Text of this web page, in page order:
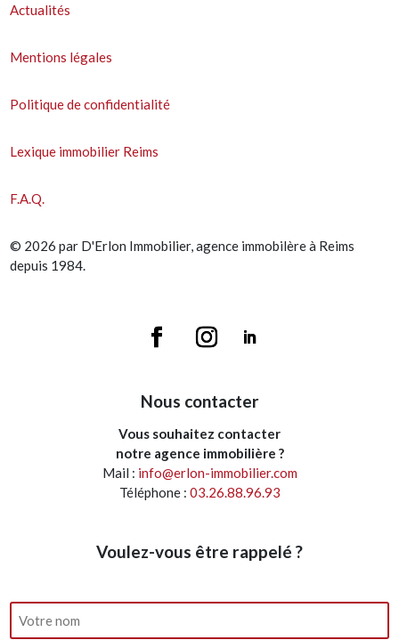
Actualités
Mentions légales
Politique de confidentialité
Lexique immobilier Reims
F.A.Q.
© 2026 par D'Erlon Immobilier, agence immobilère à Reims
depuis 1984.
Nous contacter
Vous souhaitez contacter
notre agence immobilière ?
Mail : info@erlon-immobilier.com
Téléphone : 03.26.88.96.93
Voulez-vous être rappelé ?